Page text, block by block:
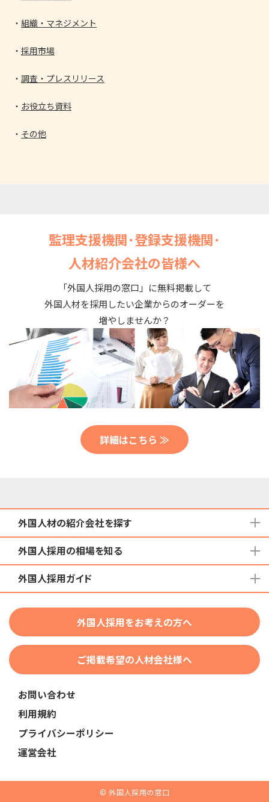
組織・マネジメント
採用市場
調査・プレスリリース
お役立ち資料
その他
監理支援機関･登録支援機関･
人材紹介会社の皆様へ
「外国人採用の窓口」に無料掲載して
外国人材を採用したい企業からのオーダーを
増やしませんか？
詳細はこちら ≫
外国人材の紹介会社を探す
地域から検索する
国籍から検索する
在留資格から検索する
団体種別から探す
業界・職種から検索する
外国人採用の相場を知る
育成就労外国人の受け入れ相場
技人国・高度人材の受け入れ相場
外国人採用ガイド
特定技能
技術・人文知識・国際業務
助成金
教育・研修
人事・労務
採用サービス・ツール
外国人採用をお考えの方へ
ご掲載希望の人材会社様へ
お問い合わせ
利用規約
プライバシーポリシー
運営会社
© 外国人採用の窓口